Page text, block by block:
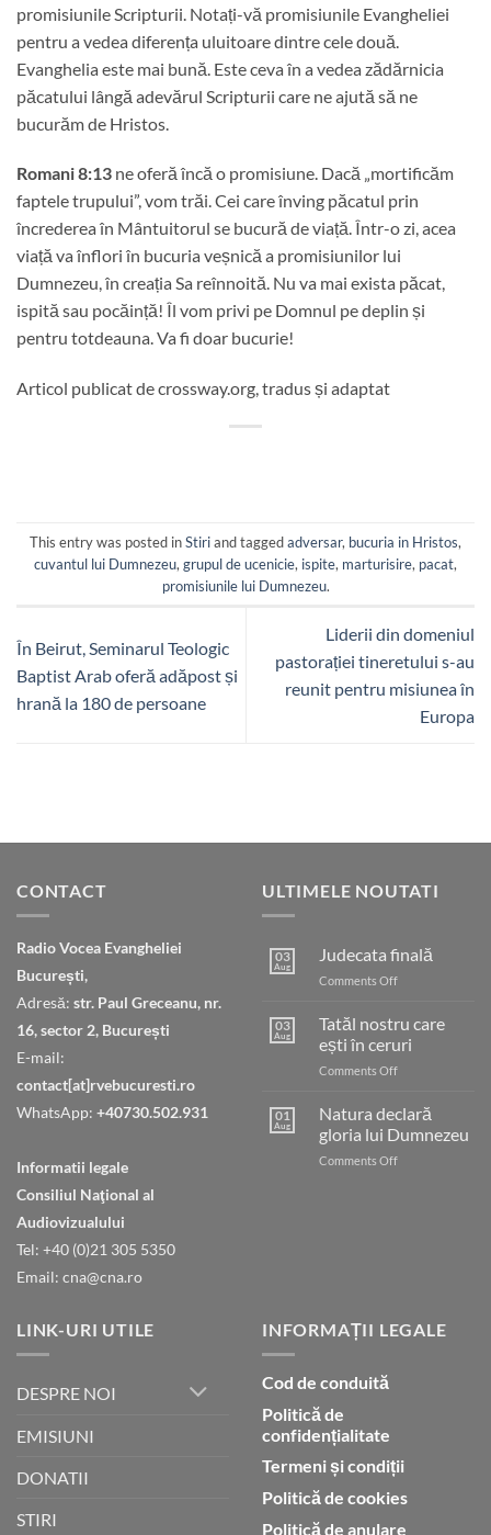
promisiunile Scripturii. Notați-vă promisiunile Evangheliei
pentru a vedea diferența uluitoare dintre cele două.
Evanghelia este mai bună. Este ceva în a vedea zădărnicia
păcatului lângă adevărul Scripturii care ne ajută să ne
bucurăm de Hristos.
Romani 8:13 ne oferă încă o promisiune. Dacă „mortificăm
faptele trupului”, vom trăi. Cei care înving păcatul prin
încrederea în Mântuitorul se bucură de viață. Într-o zi, acea
viață va înflori în bucuria veșnică a promisiunilor lui
Dumnezeu, în creația Sa reînnoită. Nu va mai exista păcat,
ispită sau pocăință! Îl vom privi pe Domnul pe deplin și
pentru totdeauna. Va fi doar bucurie!
Articol publicat de crossway.org, tradus și adaptat
This entry was posted inStiriand taggedadversar, bucuria in Hristos,
cuvantul lui Dumnezeu, grupul de ucenicie, ispite, marturisire, pacat,
promisiunile lui Dumnezeu.
În Beirut, Seminarul Teologic
Baptist Arab oferă adăpost și
hrană la 180 de persoane
Liderii din domeniul
pastorației tineretului s-au
reunit pentru misiunea în
Europa
CONTACT
Radio Vocea Evangheliei
București,
Adresă: str. Paul Greceanu, nr.
16, sector 2, București
E-mail:
contact[at]rvebucuresti.ro
WhatsApp: +40730.502.931
Informatii legale
Consiliul Naţional al
Audiovizualului
Tel: +40 (0)21 305 5350
Email: cna@cna.ro
ULTIMELE NOUTATI
03
Aug
Judecata finală
Comments Offon
03
Aug
Tatăl nostru care
ești în ceruri
Comments Offon
nostru
care
ești
în
01
Aug
Natura declară
gloria lui Dumnezeu
Comments Offon
LINK-URI UTILE
DESPRE NOI
EMISIUNI
DONATII
STIRI
INFORMAȚII LEGALE
Cod de conduită
Politică de
confidențialitate
Termeni și condiții
Politică de cookies
Politică de anulare